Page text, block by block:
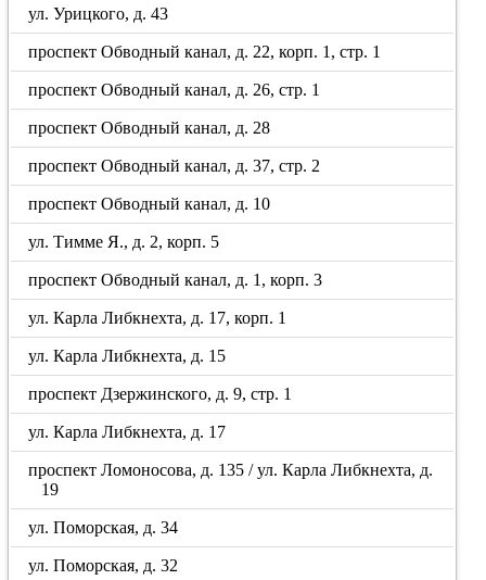
ул. Урицкого, д. 43
проспект Обводный канал, д. 22, корп. 1, стр. 1
проспект Обводный канал, д. 26, стр. 1
проспект Обводный канал, д. 28
проспект Обводный канал, д. 37, стр. 2
проспект Обводный канал, д. 10
ул. Тимме Я., д. 2, корп. 5
проспект Обводный канал, д. 1, корп. 3
ул. Карла Либкнехта, д. 17, корп. 1
ул. Карла Либкнехта, д. 15
проспект Дзержинского, д. 9, стр. 1
ул. Карла Либкнехта, д. 17
проспект Ломоносова, д. 135 / ул. Карла Либкнехта, д.
19
ул. Поморская, д. 34
ул. Поморская, д. 32